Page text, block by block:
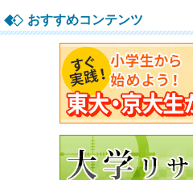
おすすめコンテンツ